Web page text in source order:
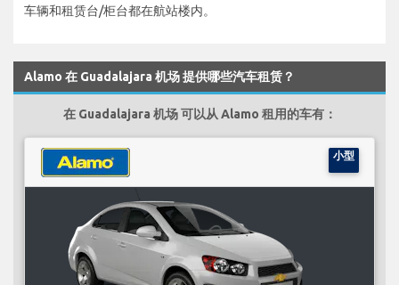
车辆和租赁台/柜台都在航站楼内。
Alamo 在 Guadalajara 机场 提供哪些汽车租赁？
在 Guadalajara 机场 可以从 Alamo 租用的车有：
小型